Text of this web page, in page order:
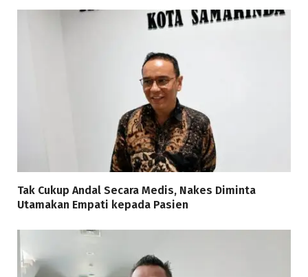
Tak Cukup Andal Secara Medis, Nakes Diminta
Utamakan Empati kepada Pasien